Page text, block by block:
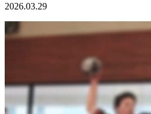
2026.03.29